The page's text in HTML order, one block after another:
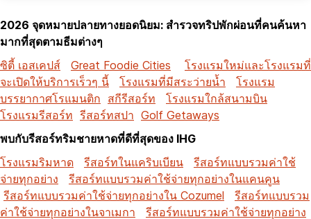
2026 จุดหมายปลายทางยอดนิยม: สำรวจทริปพักผ่อนที่คนค้นหา
มากที่สุดตามธีมต่างๆ
ซิตี้ เอสเคปส์
Great Foodie Cities
โรงแรมใหม่และโรงแรมที่
จะเปิดให้บริการเร็วๆ นี้
โรงแรมที่มีสระว่ายน้ำ
โรงแรม
บรรยากาศโรแมนติก สกีรีสอร์ท
โรงแรมใกล้สนามบิน
โรงแรมรีสอร์ท รีสอร์ทสปา Golf Getaways
พบกับรีสอร์ทริมชายหาดที่ดีที่สุดของ IHG
โรงแรมริมหาด
รีสอร์ทในแคริบเบียน
รีสอร์ทแบบรวมค่าใช้
จ่ายทุกอย่าง
รีสอร์ทแบบรวมค่าใช้จ่ายทุกอย่างในแคนคูน
รีสอร์ทแบบรวมค่าใช้จ่ายทุกอย่างใน Cozumel
รีสอร์ทแบบรวม
ค่าใช้จ่ายทุกอย่างในจาเมกา
รีสอร์ทแบบรวมค่าใช้จ่ายทุกอย่าง